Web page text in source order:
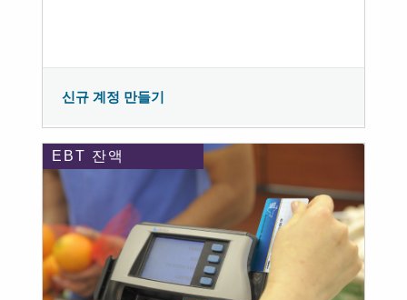
신규 계정 만들기
EBT 잔액